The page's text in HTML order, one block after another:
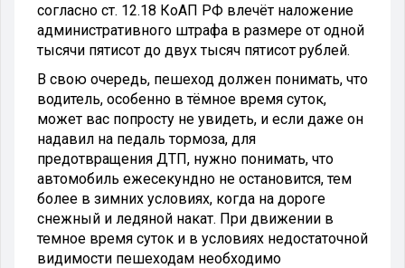
согласно ст. 12.18 КоАП РФ влечёт наложение
административного штрафа в размере от одной
тысячи пятисот до двух тысяч пятисот рублей.
В свою очередь, пешеход должен понимать, что
водитель, особенно в тёмное время суток,
может вас попросту не увидеть, и если даже он
надавил на педаль тормоза, для
предотвращения ДТП, нужно понимать, что
автомобиль ежесекундно не остановится, тем
более в зимних условиях, когда на дороге
снежный и ледяной накат. При движении в
темное время суток и в условиях недостаточной
видимости пешеходам необходимо